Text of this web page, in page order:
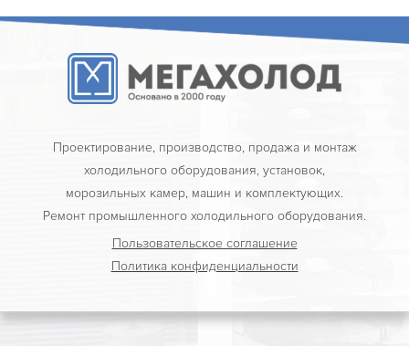
Проектирование, производство, продажа и монтаж
холодильного оборудования, установок,
морозильных камер, машин и комплектующих.
Ремонт промышленного холодильного оборудования.
Пользовательское соглашение
Политика конфиденциальности